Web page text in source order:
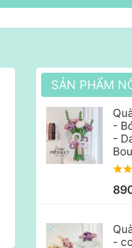
SẢN PHẨM
-
-
-